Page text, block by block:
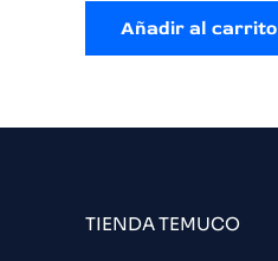
Añadir al carrito
TIENDA TEMUCO